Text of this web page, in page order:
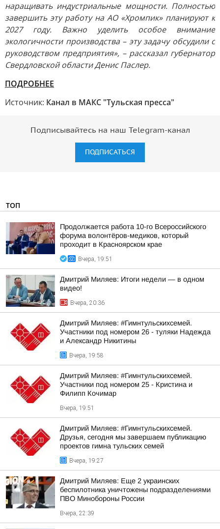
наращивать индустриальные мощности. Полностью
завершить эту работу на АО «Хромпик» планируют к
2027 году. Важно уделить особое внимание
экологичности производства – эту задачу обсудили с
руководством предприятия», – рассказал губернатор
Свердловской области Денис Паслер.
ПОДРОБНЕЕ
Источник: Канал в МАКС "Тульская пресса"
Подписывайтесь на наш Telegram-канал
ПОДПИСАТЬСЯ
ТОП
Продолжается работа 10-го Всероссийского
форума волонтёров-медиков, который
проходит в Красноярском крае
Вчера, 19:51
Дмитрий Миляев: Итоги недели — в одном
видео!
Вчера, 20:36
Дмитрий Миляев: #Гимнтульскихсемей.
Участники под номером 26 - туляки Надежда
и Александр Никитины
Вчера, 19:58
Дмитрий Миляев: #Гимнтульскихсемей.
Участники под номером 25 - Кристина и
Филипп Кочимар
Вчера, 19:51
Дмитрий Миляев: #Гимнтульскихсемей.
Друзья, сегодня мы завершаем публикацию
проектов гимна тульских семей
Вчера, 19:27
Дмитрий Миляев: Еще 2 украинских
беспилотника уничтожены подразделениями
ПВО Минобороны России
Вчера, 22:39